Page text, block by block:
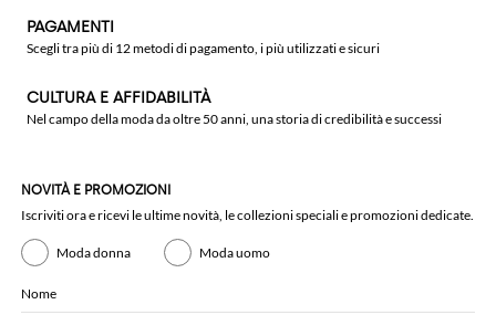
PAGAMENTI
Scegli tra più di 12 metodi di pagamento, i più utilizzati e sicuri
CULTURA E AFFIDABILITÀ
Nel campo della moda da oltre 50 anni, una storia di credibilità e successi
NOVITÀ E PROMOZIONI
Iscriviti ora e ricevi le ultime novità, le collezioni speciali e promozioni dedicate.
Moda donna Moda uomo
Nome